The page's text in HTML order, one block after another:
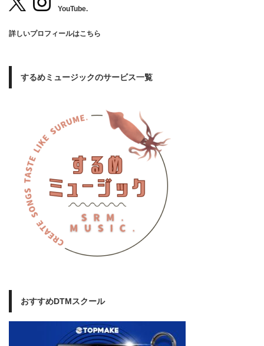
YouTube.
詳しいプロフィールはこちら
するめミュージックのサービス一覧
おすすめDTMスクール